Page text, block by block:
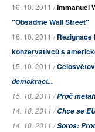
16. 10. 2011 /Immanuel
"Obsaďme Wall Street"
16. 10. 2011 /Rezignace
konzervativců s
15. 10. 2011 /
demokraci...
15. 10. 2011 /Proč
14. 10. 2011 /Chce se
14. 10. 2011 /Soros: